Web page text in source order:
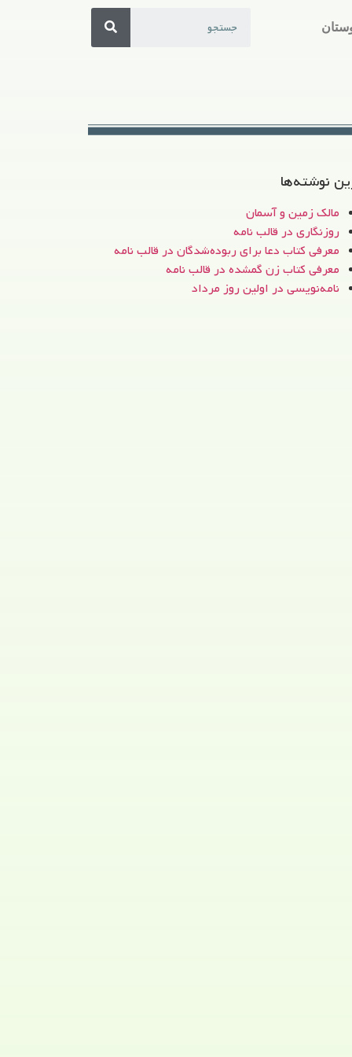
نوشته‌ها
مالک زمین و آسمان
روزنگاری در قالب نامه
معرفی کتاب دعا برای ربوده‌شدگان در قالب نامه
معرفی کتاب زن‌ گمشده در قالب نامه
نامه‌نویسی در اولین روز مرداد